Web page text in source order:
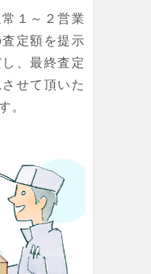
１～２営業
定額を提示
、最終査定
せて頂いた
。